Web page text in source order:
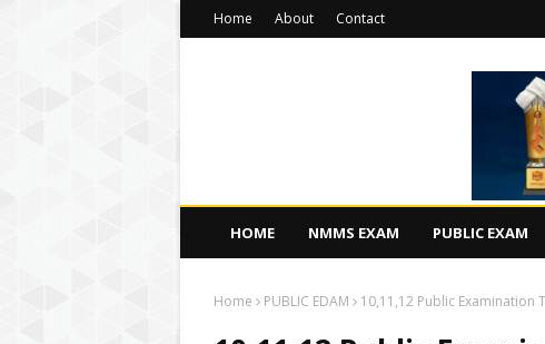
Home About Contact
HOME NMMS EXAM PUBLIC EXAM
Home PUBLIC EDAM 10,11,12 Public Examination